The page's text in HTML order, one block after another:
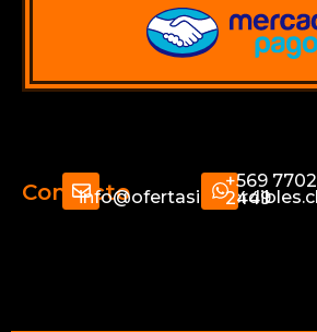
Contactoinfo@ofertasimperdibles.cl
+569 7702
2449